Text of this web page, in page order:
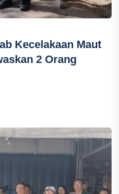
Kecelakaan Maut
2 Orang